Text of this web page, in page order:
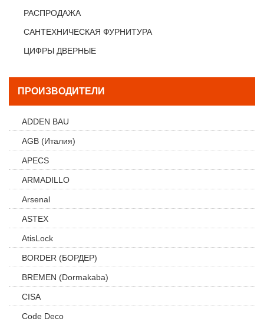
РАСПРОДАЖА
САНТЕХНИЧЕСКАЯ ФУРНИТУРА
ЦИФРЫ ДВЕРНЫЕ
ПРОИЗВОДИТЕЛИ
ADDEN BAU
AGB (Италия)
APECS
ARMADILLO
Arsenal
ASTEX
AtisLock
BORDER (БОРДЕР)
BREMEN (Dormakaba)
CISA
Code Deco